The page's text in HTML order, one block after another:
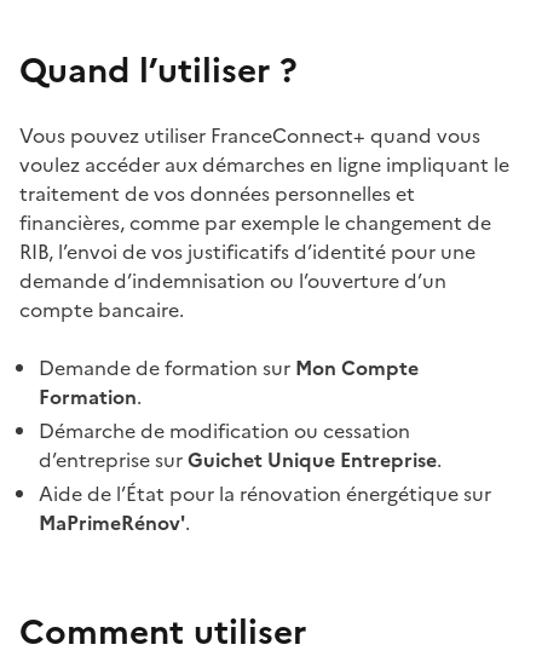
Quand l’utiliser ?
Vous pouvez utiliser FranceConnect+ quand vous
voulez accéder aux démarches en ligne impliquant le
traitement de vos données personnelles et
financières, comme par exemple le changement de
RIB, l’envoi de vos justificatifs d’identité pour une
demande d’indemnisation ou l’ouverture d’un
compte bancaire.
Demande de formation sur Mon Compte
Formation.
Démarche de modification ou cessation
d’entreprise surGuichet Unique Entreprise.
Aide de l’État pour la rénovation énergétique sur
MaPrimeRénov'.
Comment utiliser